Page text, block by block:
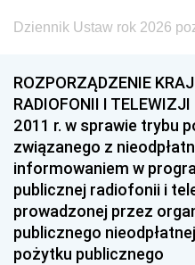
Dziennik Ustaw rok 2026
ROZPORZĄDZENIE
RADIOFONII I
2011 r. w sprawie trybu
związanego z
informowaniem w
publicznej radiofonii i
prowadzonej przez
publicznego
pożytku publicznego